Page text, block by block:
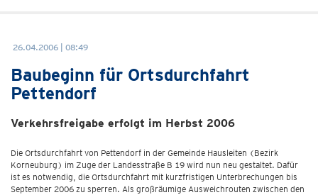
26.04.2006 | 08:49
Baubeginn für Ortsdurchfahrt
Pettendorf
Verkehrsfreigabe erfolgt im Herbst 2006
Die Ortsdurchfahrt von Pettendorf in der Gemeinde Hausleiten (Bezirk
Korneuburg) im Zuge der Landesstraße B 19 wird nun neu gestaltet. Dafür
ist es notwendig, die Ortsdurchfahrt mit kurzfristigen Unterbrechungen bis
September 2006 zu sperren. Als großräumige Ausweichrouten zwischen den